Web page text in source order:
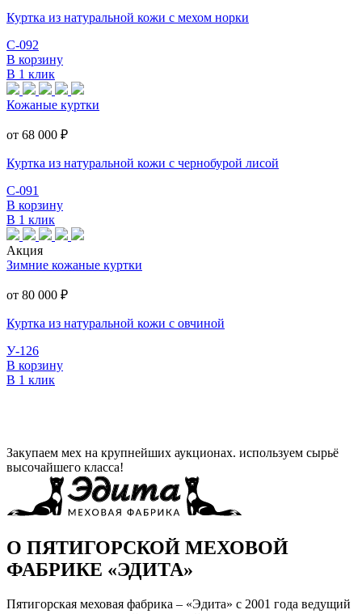
Куртка из натуральной кожи с мехом норки
С-092
В корзину
В 1 клик
Кожаные куртки
от 68 000 ₽
Куртка из натуральной кожи с чернобурой лисой
С-091
В корзину
В 1 клик
Акция
Зимние кожаные куртки
от 80 000 ₽
Куртка из натуральной кожи с овчиной
У-126
В корзину
В 1 клик
Закупаем мех на крупнейших аукционах. используем сырьё
высочайшего класса!
О ПЯТИГОРСКОЙ МЕХОВОЙ
ФАБРИКЕ «ЭДИТА»
Пятигорская меховая фабрика – «Эдита» с 2001 года ведущий